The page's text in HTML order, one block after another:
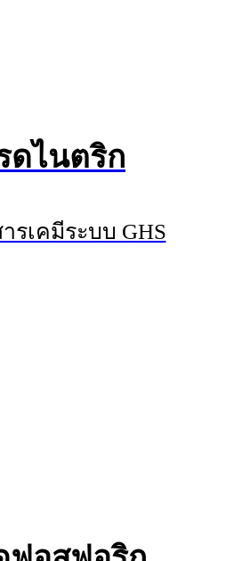
ดไนตริก
รเคมีระบบ GHS